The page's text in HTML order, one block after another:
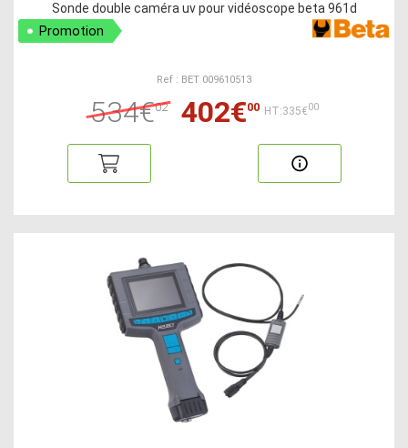
Sonde double caméra uv pour vidéoscope beta 961d
Promotion
Ref : BET 009610513
534€02 402€00 HT:335€00